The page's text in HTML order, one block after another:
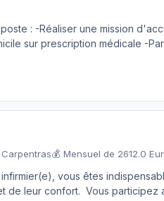
: -Réaliser une mission
sur prescription médicale -
Carpentras💰 Mensuel de 2612.0
vous êtes
de leur confort. Vous participez